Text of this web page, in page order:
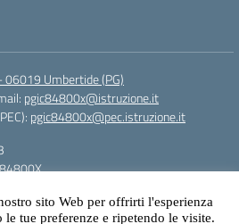
06019 Umbertide (PG)
pgic84800x@istruzione.it
pgic84800x@pec.istruzione.it
Chitarrai
sito Web per offrirti l'esperienza
tue preferenze e ripetendo le visite.